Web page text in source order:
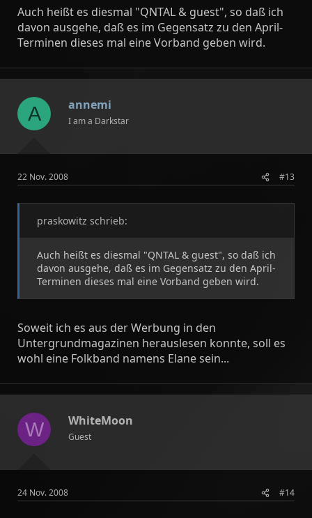
Auch heißt es diesmal "QNTAL & guest", so daß ich
davon ausgehe, daß es im Gegensatz zu den April-
Terminen dieses mal eine Vorband geben wird.
A annemi
I am a Darkstar
22 Nov. 2008 #13
praskowitz schrieb:
Auch heißt es diesmal "QNTAL & guest", so daß ich
davon ausgehe, daß es im Gegensatz zu den April-
Terminen dieses mal eine Vorband geben wird.
Soweit ich es aus der Werbung in den
Untergrundmagazinen herauslesen konnte, soll es
wohl eine Folkband namens Elane sein...
W WhiteMoon
Guest
24 Nov. 2008 #14